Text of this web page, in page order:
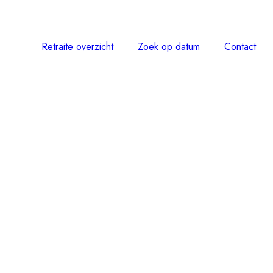
Retraite overzicht Zoek op datum Contact